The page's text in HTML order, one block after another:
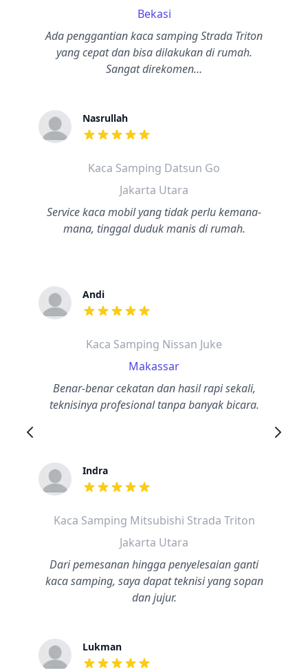
Bekasi
Ada penggantian kaca samping Strada Triton
yang cepat dan bisa dilakukan di rumah.
Sangat direkomen…
Nasrullah
dari ulasan adalah bintang lima
Kaca Samping Datsun Go
Jakarta Utara
Service kaca mobil yang tidak perlu kemana-
mana, tinggal duduk manis di rumah.
Andi
dari ulasan adalah bintang lima
Kaca Samping Nissan Juke
Makassar
Benar-benar cekatan dan hasil rapi sekali,
teknisinya profesional tanpa banyak bicara.
Indra
dari ulasan adalah bintang lima
Kaca Samping Mitsubishi Strada Triton
Jakarta Utara
Dari pemesanan hingga penyelesaian ganti
kaca samping, saya dapat teknisi yang sopan
dan jujur.
Lukman